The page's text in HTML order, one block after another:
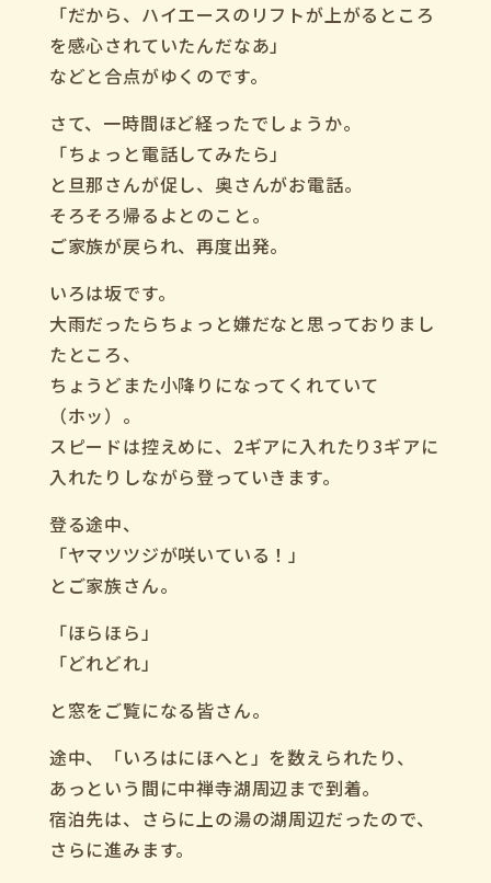
「だから、ハイエースのリフトが上がるところ
を感心されていたんだなあ」
などと合点がゆくのです。
さて、一時間ほど経ったでしょうか。
「ちょっと電話してみたら」
と旦那さんが促し、奥さんがお電話。
そろそろ帰るよとのこと。
ご家族が戻られ、再度出発。
いろは坂です。
大雨だったらちょっと嫌だなと思っておりまし
たところ、
ちょうどまた小降りになってくれていて
（ホッ）。
スピードは控えめに、2ギアに入れたり3ギアに
入れたりしながら登っていきます。
登る途中、
「ヤマツツジが咲いている！」
とご家族さん。
「ほらほら」
「どれどれ」
と窓をご覧になる皆さん。
途中、「いろはにほへと」を数えられたり、
あっという間に中禅寺湖周辺まで到着。
宿泊先は、さらに上の湯の湖周辺だったので、
さらに進みます。